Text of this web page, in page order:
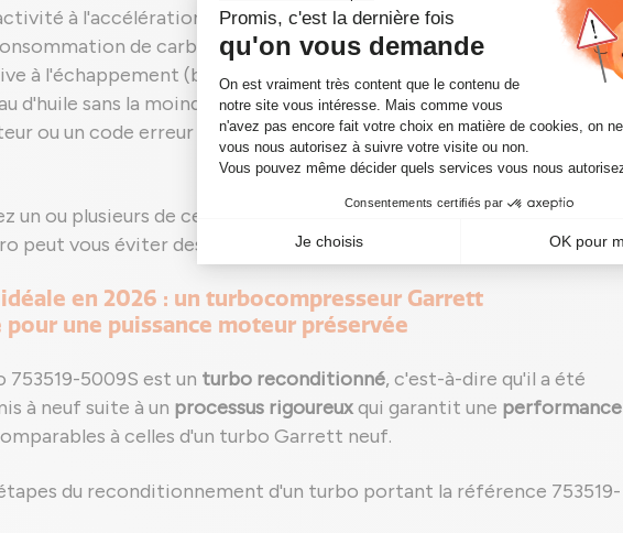
à l'accélération ;
de carburant ;
à l'échappement (bleue, noire ou blanche) et/ou bruit inhabituel ;
d'huile sans la moindre fuite visible ;
ou un code erreur (P0299 par exemple pour sous-pression) peut
un ou plusieurs de ces signes, il est temps d'agir ! Un diagnostic
peut vous éviter des réparations coûteuses sur votre véhicule.
en 2026 : un turbocompresseur Garrett
une puissance moteur préservée
5009S est un turbo reconditionné, c'est-à-dire qu'il a été
à neuf suite à un processus rigoureuxqui garantit une performance
à celles d'un turbo Garrett neuf.
du reconditionnement d'un turbo portant la référence 753519-